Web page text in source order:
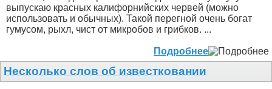
выпускаю красных калифорнийских червей (можно
использовать и обычных). Такой перегной очень богат
гумусом, рыхл, чист от микробов и грибков. ...
Подробнее
Несколько слов об известковании